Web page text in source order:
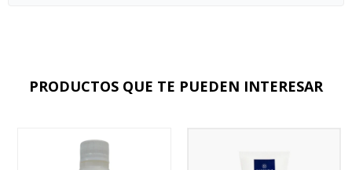
PRODUCTOS QUE TE PUEDEN INTERESAR